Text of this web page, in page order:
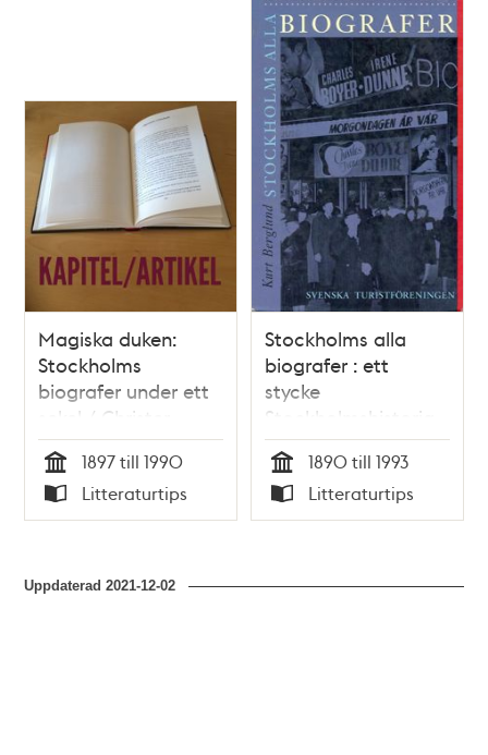
Magiska duken:
Stockholms
biografer under ett
sekel / Christer
Jörgensen
Tid
1897 till 1990
Typ
Litteraturtips
Stockholms alla
biografer : ett
stycke
Stockholmshistoria
från 90-tal till 90-
tal / Kurt Berglund
Tid
1890 till 1993
Typ
Litteraturtips
Uppdaterad2021-12-02